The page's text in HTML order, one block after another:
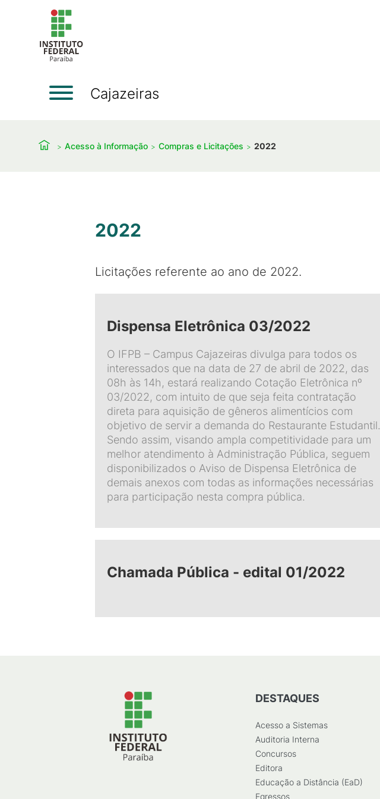
Cajazeiras
Acesso à Informação Compras e Licitações 2022
2022
Licitações referente ao ano de 2022.
Dispensa Eletrônica 03/2022
O IFPB – Campus Cajazeiras divulga para todos os
interessados que na data de 27 de abril de 2022, das
08h às 14h, estará realizando Cotação Eletrônica nº
03/2022, com intuito de que seja feita contratação
direta para aquisição de gêneros alimentícios com
objetivo de servir a demanda do Restaurante Estudantil.
Sendo assim, visando ampla competitividade para um
melhor atendimento à Administração Pública, seguem
disponibilizados o Aviso de Dispensa Eletrônica de
demais anexos com todas as informações necessárias
para participação nesta compra pública.
Chamada Pública - edital 01/2022
DESTAQUES
Acesso a Sistemas
Auditoria Interna
Concursos
Editora
Educação a Distância (EaD)
Egressos